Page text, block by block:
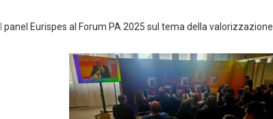
panel Eurispes al Forum PA 2025 sul tema della valorizzazione